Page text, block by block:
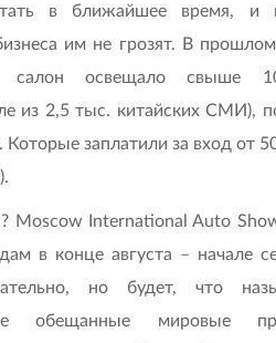
в ближайшее время, и
им не грозят. В
салон освещало свыше
из 2,5 тыс. китайских СМИ),
Которые заплатили за вход от
Moscow International Auto
в конце августа – начале
но будет, что
обещанные мировые